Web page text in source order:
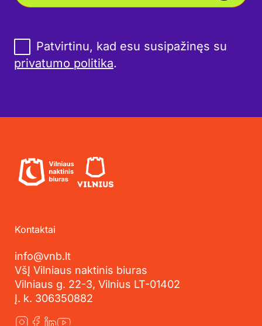
Patvirtinu, kad esu susipažinęs su
privatumo politika.
Kontaktai
info@vnb.lt
VšĮ Vilniaus naktinis biuras
Vilniaus g. 22-3, Vilnius LT-01402
Į. k. 306350882